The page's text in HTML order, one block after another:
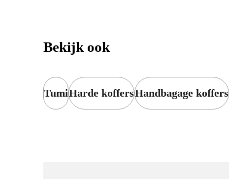
Bekijk ook
TumiHarde koffersHandbagage koffers